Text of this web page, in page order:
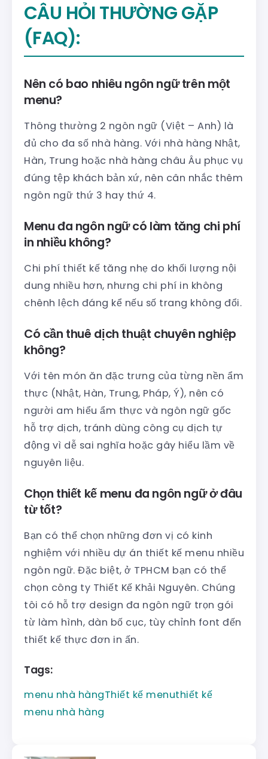
CÂU HỎI THƯỜNG GẶP
(FAQ):
Nên có bao nhiêu ngôn ngữ trên một
menu?
Thông thường 2 ngôn ngữ (Việt – Anh) là
đủ cho đa số nhà hàng. Với nhà hàng Nhật,
Hàn, Trung hoặc nhà hàng châu Âu phục vụ
đúng tệp khách bản xứ, nên cân nhắc thêm
ngôn ngữ thứ 3 hay thứ 4.
Menu đa ngôn ngữ có làm tăng chi phí
in nhiều không?
Chi phí thiết kế tăng nhẹ do khối lượng nội
dung nhiều hơn, nhưng chi phí in không
chênh lệch đáng kể nếu số trang không đổi.
Có cần thuê dịch thuật chuyên nghiệp
không?
Với tên món ăn đặc trưng của từng nền ẩm
thực (Nhật, Hàn, Trung, Pháp, Ý), nên có
người am hiểu ẩm thực và ngôn ngữ gốc
hỗ trợ dịch, tránh dùng công cụ dịch tự
động vì dễ sai nghĩa hoặc gây hiểu lầm về
nguyên liệu.
Chọn thiết kế menu đa ngôn ngữ ở đâu
từ tốt?
Bạn có thể chọn những đơn vị có kinh
nghiệm với nhiều dự án thiết kế menu nhiều
ngôn ngữ. Đặc biệt, ở TPHCM bạn có thể
chọn công ty Thiết Kế Khải Nguyên. Chúng
tôi có hỗ trợ design đa ngôn ngữ trọn gói
từ làm hình, dàn bố cục, tùy chỉnh font đến
thiết kế thực đơn in ấn.
Tags:
menu nhà hàngThiết kế menuthiết kế
menu nhà hàng